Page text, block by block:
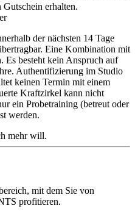
erhalten.
der nächsten 14 Tage
Eine Kombination mit
Es besteht kein Anspruch auf
Authentifizierung im Studio
keinen Termin mit einem
Kraftzirkel kann nicht
ein Probetraining (betreut oder
werden.
mehr will.
mit dem Sie von
profitieren.